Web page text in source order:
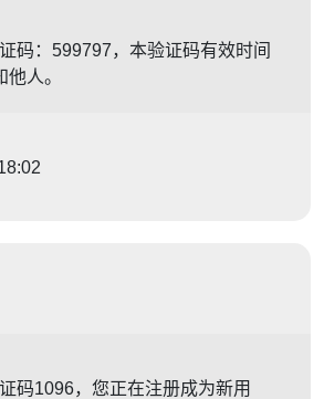
码：599797，本验证码有效时间
人。
码1096，您正在注册成为新用